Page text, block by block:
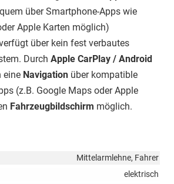
über Smartphone-Apps wie
Apple Karten möglich)
über kein fest verbautes
Durch Apple CarPlay / Android
eine Navigation über kompatible
(z.B. Google Maps oder Apple
Fahrzeugbildschirm möglich.
Mittelarmlehne, Fahrer
elektrisch